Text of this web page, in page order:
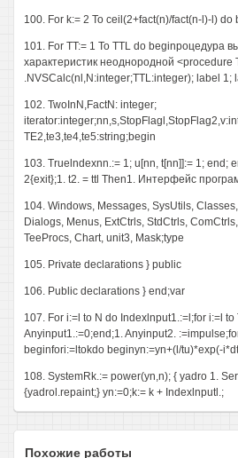
100. For k:= 2 To ceil(2+fact(n)/fact(n-l)-l) do
101. For TT:= 1 To TTL do beginроцедура
характеристик неоднородной <procedure
.NVSCalc(nl,N:integer;TTL:integer); label 1;
102. TwoInN,FactN: integer;
TE2,te3,te4,te5:string;begin
103. Truelndexnn.:= 1; u[nn, t[nn]]:= 1; end;
2{exit};1. t2. = ttl Then1. Интерфейс
104. Windows, Messages, SysUtils,
Dialogs, Menus, ExtCtrls, StdCtrls,
TeeProcs, Chart, unit3, Mask;type
105. Private declarations } public
106. Public declarations } end;var
107. For i:=l to N do Indexlnput1.:=l;for i:=l
Anyinput1.:=0;end;1. Anyinput2.
beginfori:=ltokdo beginyn:=yn+(l/tu)*exp(-
108. SystemRk.:= power(yn,n); { yadro 1.
{yadrol.repaint;} yn:=0;k:= k + Indexlnputl.;
Похожие работы